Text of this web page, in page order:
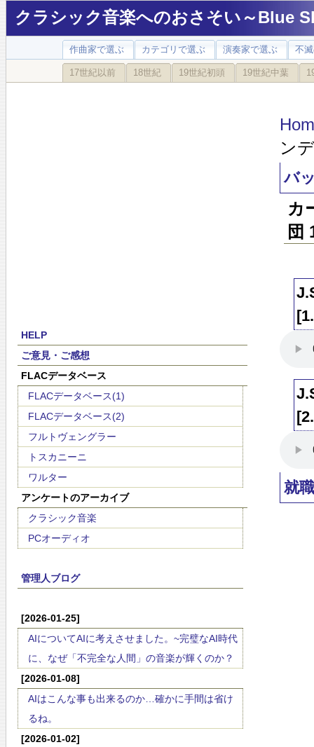
クラシック音楽へのおさそい～Blue
作曲家で選ぶ カテゴリで選ぶ 演奏家で選ぶ 不
17世紀以前 18世紀 19世紀初頭 19世紀中葉
HELP
ご意見・ご感想
FLACデータベース
FLACデータベース(1)
FLACデータベース(2)
フルトヴェングラー
トスカニーニ
ワルター
アンケートのアーカイブ
クラシック音楽
PCオーディオ
管理人ブログ
[2026-01-25]
AIについてAIに考えさせました。~完璧なAI時代
に、なぜ「不完全な人間」の音楽が輝くのか？
[2026-01-08]
AIはこんな事も出来るのか…確かに手間は省け
るね。
[2026-01-02]
ン
バ
カ
団
就